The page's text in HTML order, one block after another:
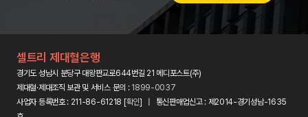
셀트리 제대혈은행
경기도 성남시 분당구 대왕판교로644번길 21 메디포스트(주)
제대혈·제대조직 보관 및 서비스 문의 : 1899-0037
사업자 등록번호 : 211-86-61218 [확인] | 통신판매업신고 : 제2014-경기성남-1635